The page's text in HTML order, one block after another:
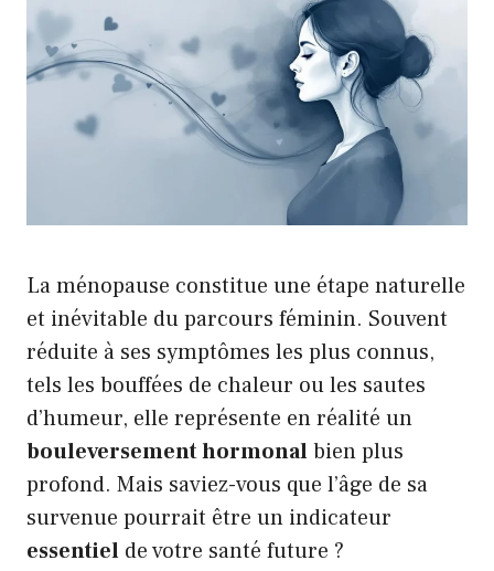
La ménopause constitue une étape naturelle
et inévitable du parcours féminin. Souvent
réduite à ses symptômes les plus connus,
tels les bouffées de chaleur ou les sautes
d’humeur, elle représente en réalité un
bouleversement hormonalbien plus
profond. Mais saviez-vous que l’âge de sa
survenue pourrait être un indicateur
essentiel de votre santé future ?